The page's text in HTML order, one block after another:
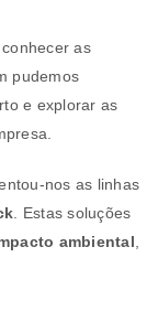
as
pudemos
e explorar as
nos as linhas
. Estas soluções
ambiental